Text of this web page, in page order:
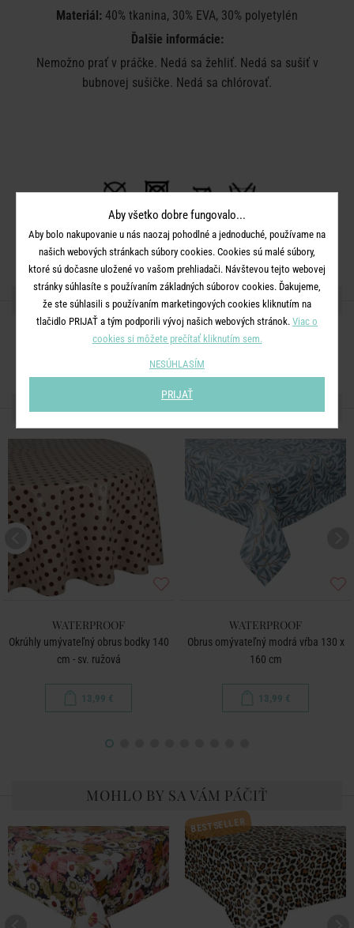
Materiál: 40% tkanina, 30% EVA, 30% polyetylén
Ďalšie informácie:
Nemožno prať v práčke. Nedá sa žehliť. Nedá sa sušiť v
bubnovej sušičke. Nedá sa chlórovať.
Rozmery: priemer 140 cm
Materiál: 40% flís, 30% EVA, 30% polyetylén
ZDIEĽAJTE S PRIATEĽMI
ĎALŠIE PRODUKTY ZO SÉRIE
WATERPROOF
Okrúhly umývateľný obrus bodky 140
cm - sv. ružová
13,99 €
WATERPROOF
Obrus omývateľný modrá vŕba 130 x
160 cm
13,99 €
MOHLO BY SA VÁM PÁČIŤ
BESTSELLER
Aby všetko dobre fungovalo...
Aby bolo nakupovanie u nás naozaj pohodlné a jednoduché, používame na
našich webových stránkach súbory cookies. Cookies sú malé súbory,
ktoré sú dočasne uložené vo vašom prehliadači. Návštevou tejto webovej
stránky súhlasíte s používaním základných súborov cookies. Ďakujeme,
že ste súhlasili s používaním marketingových cookies kliknutím na
tlačidlo PRIJAŤ a tým podporili vývoj našich webových stránok. Viac o
cookies si môžete prečítať kliknutím sem.
NESÚHLASÍM
PRIJAŤ